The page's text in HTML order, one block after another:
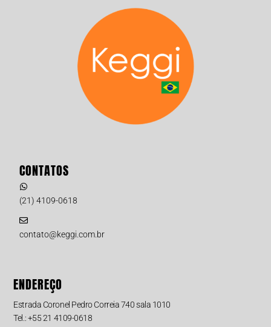
CONTATOS
(21) 4109-0618
contato@keggi.com.br
ENDEREÇO
Estrada Coronel Pedro Correia 740 sala 1010
Tel.: +55 21 4109-0618